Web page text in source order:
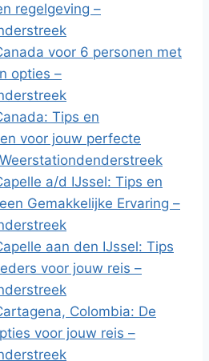
regelgeving –
voor 6 personen met
opties –
Tips en
voor jouw perfecte
a/d IJssel: Tips en
Gemakkelijke Ervaring –
aan den IJssel: Tips
voor jouw reis –
Colombia: De
voor jouw reis –